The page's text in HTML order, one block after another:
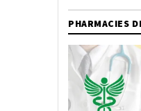
PHARMACIES